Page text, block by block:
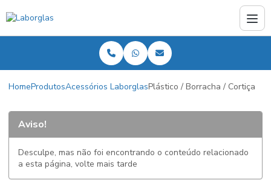
HomeProdutosAcessórios LaborglasPlástico / Borracha / Cortiça
Aviso!
Desculpe, mas não foi encontrando o conteúdo relacionado
a esta página, volte mais tarde